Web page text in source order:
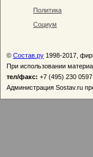
Политика
Социум
© Состав.ру 1998-2017,
При использовании
тел/факс: +7 (495) 230 0597
Администрация Sostav.ru